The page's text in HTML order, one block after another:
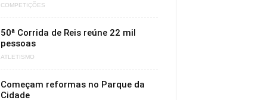
COMPETIÇÕES
50ª Corrida de Reis reúne 22 mil
pessoas
ATLETISMO
Começam reformas no Parque da
Cidade